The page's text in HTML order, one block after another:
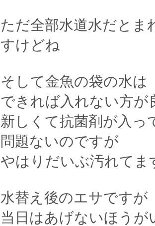
ただ全部水道水だと
すけどね
そして金魚の袋の水は
できれば入れない方が
新しくて抗菌剤が入っ
問題ないのですが
やはりだいぶ汚れてま
水替え後のエサですが
当日はあげないほうが